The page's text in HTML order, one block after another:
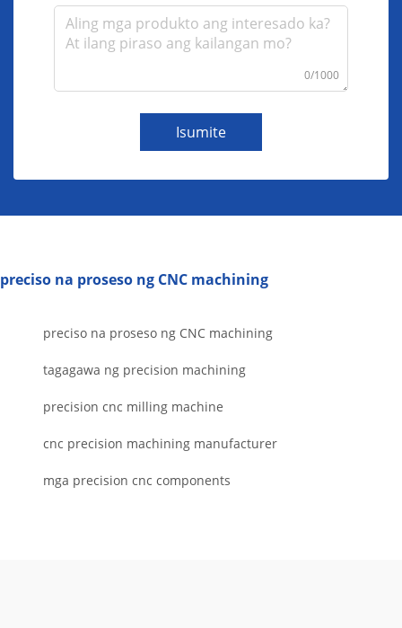
0/1000
Isumite
preciso na proseso ng CNC machining
preciso na proseso ng CNC machining
tagagawa ng precision machining
precision cnc milling machine
cnc precision machining manufacturer
mga precision cnc components